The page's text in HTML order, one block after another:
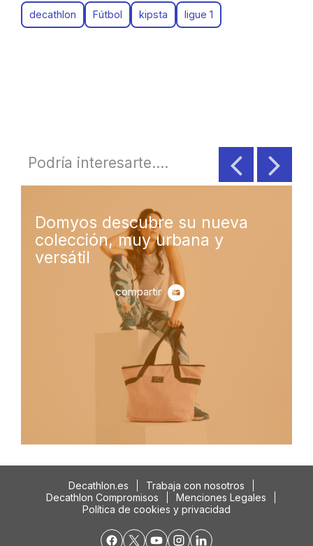
decathlon Fútbol kipsta ligue 1
Podría interesarte....
descubre su nueva
muy urbana y
compartir
Decathlon.es
Trabaja con nosotros
Decathlon Compromisos
Menciones Legales
Política de cookies y privacidad